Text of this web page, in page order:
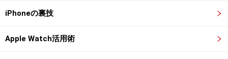
・案内にそって登録
iPhoneに交通系ICカードを登録して利用する方法
iPhoneの裏技
Apple Watch活用術